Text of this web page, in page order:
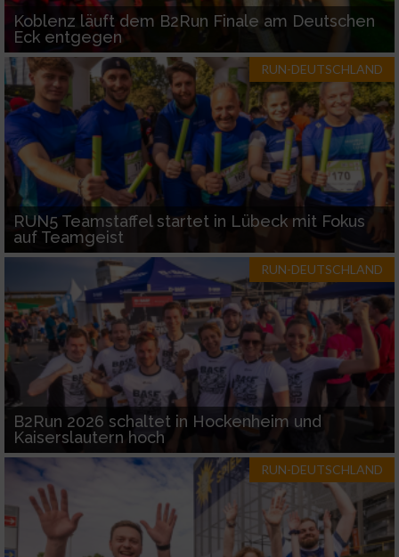
Koblenz läuft dem B2Run Finale am Deutschen
Eck entgegen
RUN-DEUTSCHLAND
RUN5 Teamstaffel startet in Lübeck mit Fokus
auf Teamgeist
RUN-DEUTSCHLAND
B2Run 2026 schaltet in Hockenheim und
Kaiserslautern hoch
RUN-DEUTSCHLAND